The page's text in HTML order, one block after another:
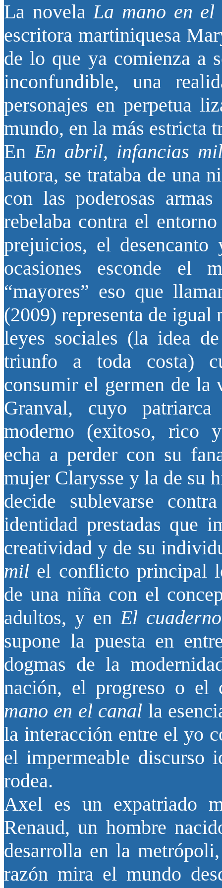
La novelaLa mano en
escritora martiniquesa
de lo que ya comienza a
inconfundible, una
personajes en perpetua
mundo, en la más estricta
EnEn abril, infancias
autora, se trataba de una
con las poderosas
rebelaba contra el
prejuicios, el
ocasiones esconde el
“mayores” eso que
(2009) representa de igual
leyes sociales (la idea
triunfo a toda costa)
consumir el germen de
Granval, cuyo
moderno (exitoso, rico
echa a perder con su
mujer Clarysse y la de su
decide sublevarse
identidad prestadas que
creatividad y de su
mil el conflicto principal
de una niña con el
adultos, y enEl
supone la puesta en
dogmas de la
nación, el progreso o el
mano en el canal la
la interacción entre el yo
el impermeable discurso
rodea.
Axel es un expatriado
Renaud, un hombre
desarrolla en la
razón mira el mundo